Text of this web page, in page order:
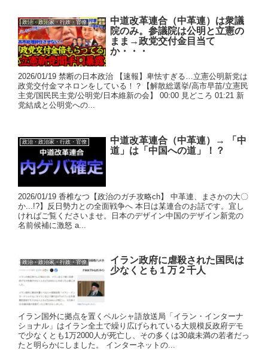
政治・政治家・行政・官僚
中道改革連合（中革連）は衆議
院のみ。参議院は公明と立憲の
まま→政党交付金目当て
か・・・
2026/01/19 禁断の日本政治 【速報】卑怯すぎる…立憲公明新党は
政党交付金マネロンをしている！？【解散総選挙/高市早苗/立憲民
主党/国民民主党/公明党/日本維新の会】 00:00 見どころ 01:21 新
党結成と公明党への...
政治・政治家・行政・官僚
中道改革連合（中革連）→ 「中
道」は「中国への道」！？
2026/01/19 香椎なつ【政治のガチ攻略ch】 中革連、まさかの大〇
か...!?】反日勢力との全面戦争へ 本日は某連合のお話です。宜し
ければご覧くださいませ。日本のデザイン中国のデザイン新党の
名前候補に激怒 a...
政治・政治家・行政・官僚
イラン政府に虐殺された国民は
少なくとも１万２千人
イラン国外に拠点を置くペルシャ語放送局「イラン・インターナ
ショナル」はイラン全土で繰り広げられている大規模反政府デモ
で少なくとも1万2000人が死亡し、その多くは30歳未満の若者だっ
たと明らかにしました。 インターネットの...